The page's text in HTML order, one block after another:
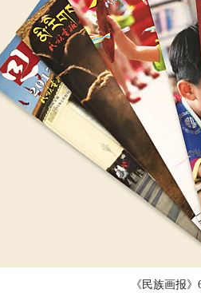
《民族画报